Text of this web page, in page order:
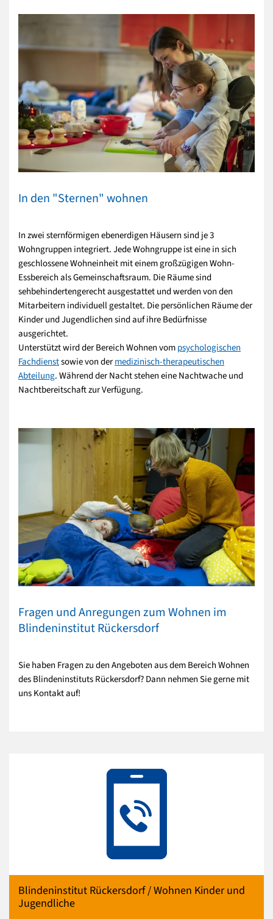
In den "Sternen" wohnen
In zwei sternförmigen ebenerdigen Häusern sind je 3
Wohngruppen integriert. Jede Wohngruppe ist eine in sich
geschlossene Wohneinheit mit einem großzügigen Wohn-
Essbereich als Gemeinschaftsraum. Die Räume sind
sehbehindertengerecht ausgestattet und werden von den
Mitarbeitern individuell gestaltet. Die persönlichen Räume der
Kinder und Jugendlichen sind auf ihre Bedürfnisse
ausgerichtet.
Unterstützt wird der Bereich Wohnen vompsychologischen
Fachdienstsowie von dermedizinisch-therapeutischen
Abteilung. Während der Nacht stehen eine Nachtwache und
Nachtbereitschaft zur Verfügung.
Fragen und Anregungen zum Wohnen im
Blindeninstitut Rückersdorf
Sie haben Fragen zu den Angeboten aus dem Bereich Wohnen
des Blindeninstituts Rückersdorf? Dann nehmen Sie gerne mit
uns Kontakt auf!
Blindeninstitut Rückersdorf / Wohnen Kinder und
Jugendliche